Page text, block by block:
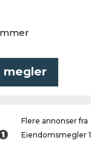
megler
Flere annonser fra
Eiendomsmegler 1